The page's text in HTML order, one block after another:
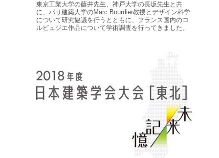
東京工業大学の藤井先生、神戸大学の長坂先生と共
に、パリ建築大学のMarc Bourdier教授とデザイン科学
について研究協議を行うとともに、フランス国内のコ
ルビュジエ作品について学術調査を行ってきました。